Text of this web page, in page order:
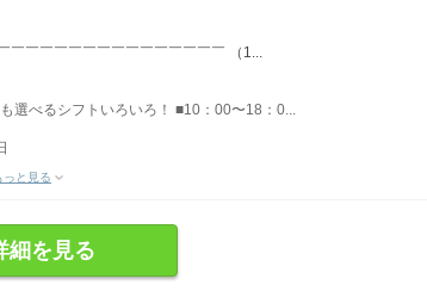
￣￣￣￣￣￣￣￣￣￣￣￣￣￣￣ （1...
選べるシフトいろいろ！ ■10：00〜18：0...
っと見る
細を見る